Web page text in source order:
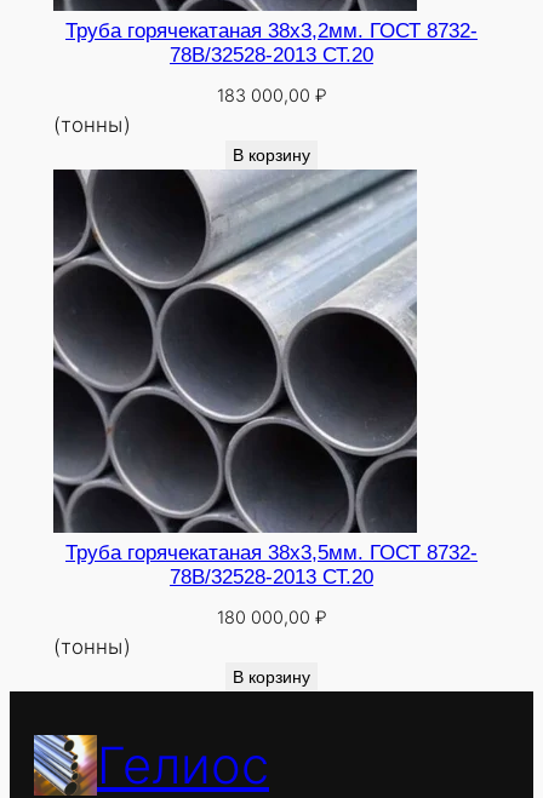
Труба горячекатаная 38х3,2мм. ГОСТ 8732-
78В/32528-2013 СТ.20
183 000,00 ₽
(тонны)
В корзину
Труба горячекатаная 38х3,5мм. ГОСТ 8732-
78В/32528-2013 СТ.20
180 000,00 ₽
(тонны)
В корзину
Гелиос